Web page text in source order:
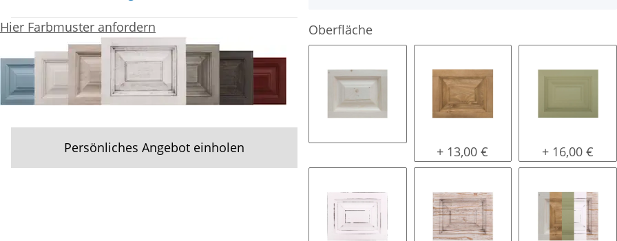
Hier Farbmuster anfordern
Persönliches Angebot einholen
Oberfläche
natur (unlackiert)gewachst
+ 13,00 € lackiert
+ 16,00 €